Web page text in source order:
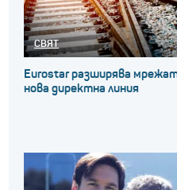
СВЯТ
Eurostar разширява
нова директна линия